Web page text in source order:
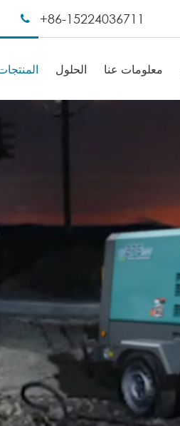
+86-15224036711
الحلول معلومات عنا